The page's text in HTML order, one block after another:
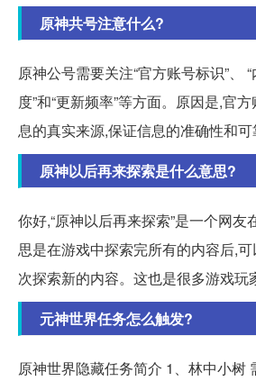
原神共号注意什么?
原神公号需要关注“官方账号标识”、
度”和“更新频率”等方面。原因是,官
息的真实来源,保证信息的准确性和可
原神以后再来探索是什么意思?
你好,“原神以后再来探索”是一个网友
思是在游戏中探索完所有的内容后,
次探索新的内容。这也是很多游戏玩
元神世界任务怎么触发?
原神世界隐藏任务简介 1、林中小树